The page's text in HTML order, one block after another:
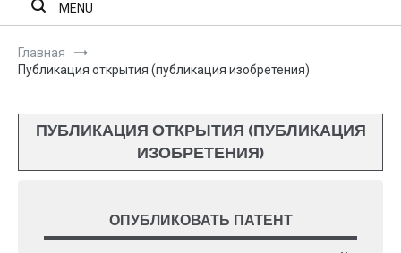
MENU
Главная
Публикация открытия (публикация изобретения)
ПУБЛИКАЦИЯ ОТКРЫТИЯ (ПУБЛИКАЦИЯ
ИЗОБРЕТЕНИЯ)
ОПУБЛИКОВАТЬ ПАТЕНТ